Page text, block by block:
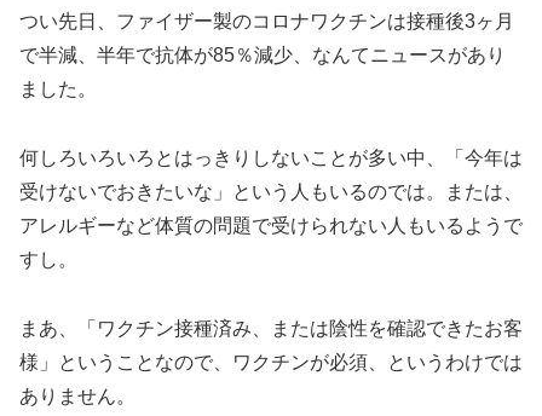
つい先日、ファイザー製のコロナワクチンは接種後3ヶ月
で半減、半年で抗体が85％減少、なんてニュースがあり
ました。
何しろいろいろとはっきりしないことが多い中、「今年は
受けないでおきたいな」という人もいるのでは。または、
アレルギーなど体質の問題で受けられない人もいるようで
すし。
まあ、「ワクチン接種済み、または陰性を確認できたお客
様」ということなので、ワクチンが必須、というわけでは
ありません。